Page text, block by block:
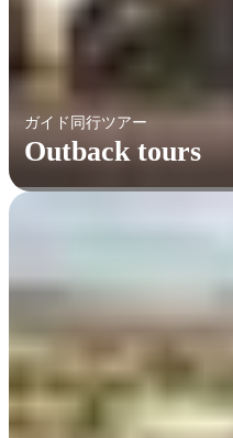
ガイド同行ツアー
Outback tours